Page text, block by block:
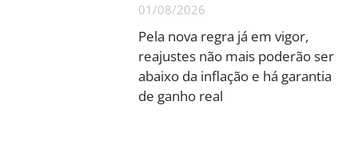
01/08/2026
Pela nova regra já em vigor,
reajustes não mais poderão ser
abaixo da inflação e há garantia
de ganho real